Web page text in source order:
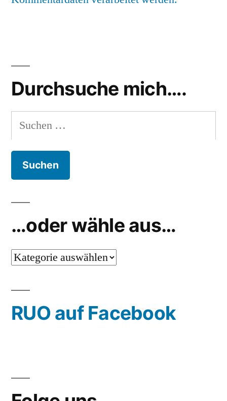
Durchsuche mich….
Suchen
nach:
…oder wähle aus…
…
aus…
RUO auf Facebook